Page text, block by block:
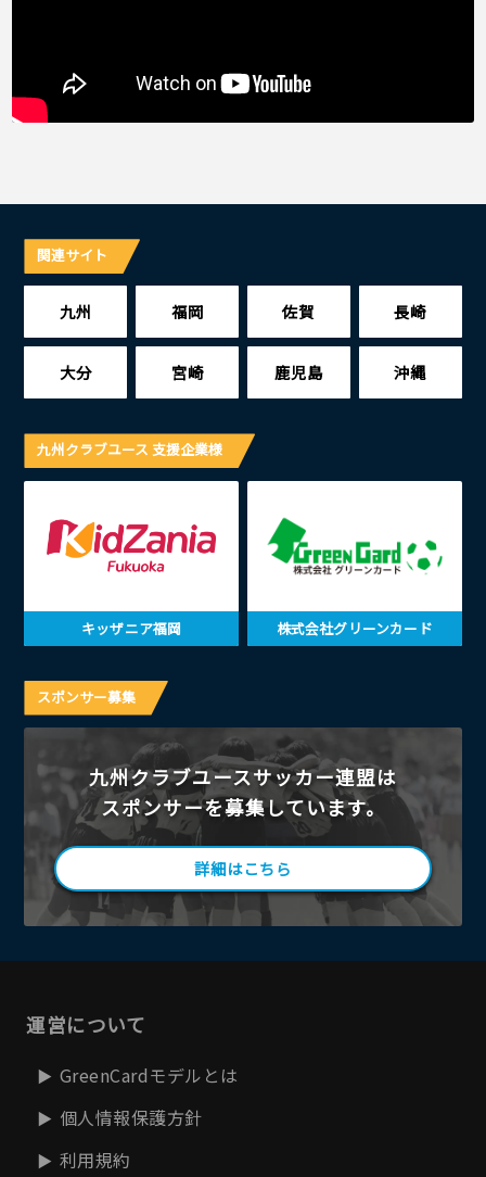
関連サイト
九州 福岡 佐賀 長崎
大分 宮崎 鹿児島 沖縄
九州クラブユース 支援企業様
キッザニア福岡 株式会社グリーンカード
スポンサー募集
九州クラブユースサッカー連盟は
スポンサーを募集しています。
詳細はこちら
運営について
GreenCardモデルとは
個人情報保護方針
利用規約